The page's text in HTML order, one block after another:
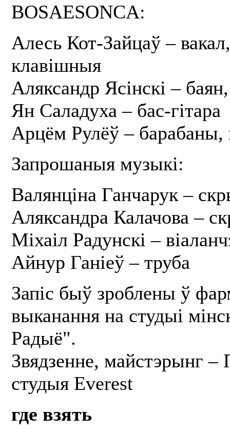
BOSAESONCA:
Алесь Кот-Зайцаў –
клавішныя
Аляксандр Ясінскі –
Ян Саладуха – бас-гітара
Арцём Рулёў – барабаны,
Запрошаныя музыкі:
Валянціна Ганчарук –
Аляксандра Калачова –
Міхаіл Радунскі –
Айнур Ганіеў – труба
Запіс быў зроблены ў
выканання на студыі
Радыё".
Звядзенне, майстэрынг –
студыя Everest
где взять